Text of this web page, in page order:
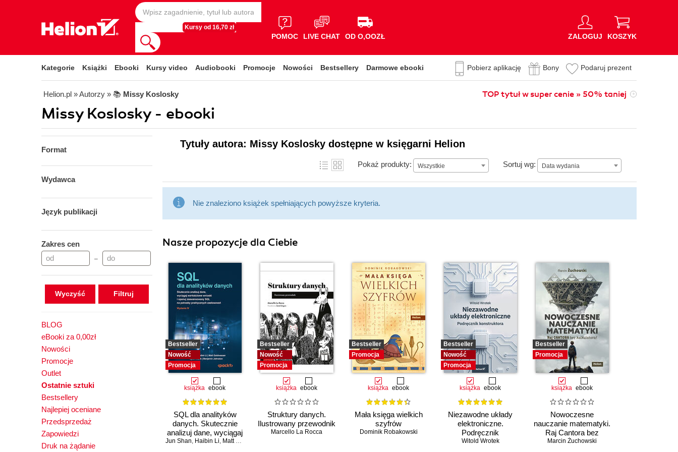
Kursy od 16,70 zł
POMOC LIVE CHAT OD O,OOZŁ ZALOGUJ KOSZYK
Kategorie Książki Ebooki Kursy video Audiobooki Promocje Nowości Bestsellery Darmowe ebooki Pobierz aplikację Bony Podaruj prezent
Helion.pl » Autorzy » 📚 Missy Koslosky TOP tytuł w super cenie » 50% taniej
Missy Koslosky - ebooki
Format
Wydawca
Język publikacji
Zakres cen
–
Wyczyść
BLOG
eBooki za 0,00zł
Nowości
Promocje
Outlet
Ostatnie sztuki
Bestsellery
Najlepiej oceniane
Przedsprzedaż
Zapowiedzi
Druk na żądanie
Tytuły autora: Missy Koslosky dostępne w księgarni Helion
Pokaż produkty: Wszystkie Sortuj wg: Data wydania
Data wydania
Nie znaleziono książek spełniających powyższe kryteria.
Nasze propozycje dla Ciebie
Bestseller
Nowość
Promocja
książka ebook
SQL dla analityków
danych. Skutecznie
analizuj dane, wyciągaj
wartościowe wnioski i
Jun Shan, Haibin Li, Matt Goldwasser
Bestseller
Nowość
Promocja
książka ebook
Struktury danych.
Ilustrowany przewodnik
Marcello La Rocca
Bestseller
Promocja
książka ebook
Mała księga wielkich
szyfrów
Dominik Robakowski
Bestseller
Nowość
Promocja
książka ebook
Niezawodne układy
elektroniczne.
Podręcznik
konstruktora
Witold Wrotek
Bestseller
Promocja
książka ebook
Nowoczesne
nauczanie matematyki.
Raj Cantora bez
kalkulatora?
Marcin Żuchowski